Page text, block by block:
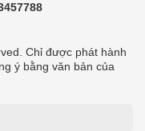
Chỉ được phát hành
ý bằng văn bản của